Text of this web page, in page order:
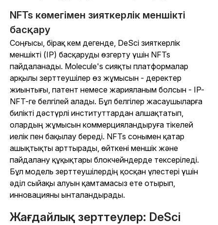
NFTs көмегімен зияткерлік меншікті
басқару
Соңғысы, бірақ кем дегенде, DeSci зияткерлік
меншікті (IP) басқаруды өзгерту үшін NFTs
пайдаланады. Molecule's сияқты платформалар
арқылы зерттеушілер өз жұмысын - деректер
жиынтығы, патент немесе жарияланым болсын - IP-
NFT-ге белгілей алады. Бұл белгілер жасаушыларға
билікті дәстүрлі институттардан алшақтатып,
олардың жұмысын коммерцияландыруға тікелей
иелік пен бақылау береді. NFTs сонымен қатар
ашықтықты арттырады, өйткені меншік және
пайдалану құқықтары блокчейндерде тексеріледі.
Бұл модель зерттеушілердің қосқан үлестері үшін
әділ сыйақы алуын қамтамасыз ете отырып,
инновацияны ынталандырады.
Жағдайлық зерттеулер: DeSci